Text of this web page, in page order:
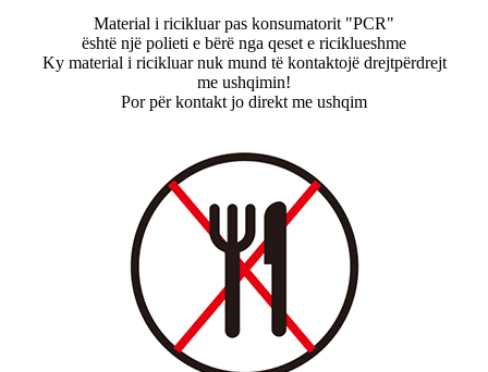
Material i ricikluar pas konsumatorit "PCR"
është një polieti e bërë nga qeset e riciklueshme
Ky material i ricikluar nuk mund të kontaktojë drejtpërdrejt
me ushqimin!
Por për kontakt jo direkt me ushqim